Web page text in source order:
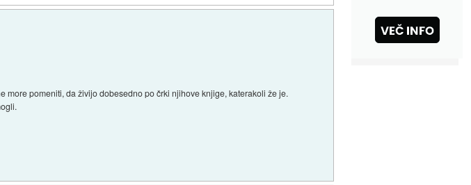
more pomeniti, da živijo dobesedno po črki njihove knjige, katerakoli že je.